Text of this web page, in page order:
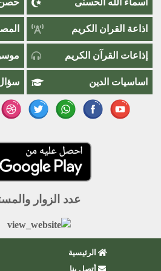
اسماء اللَّٰه الحسنى حصن
اذاعة القران الكريم
إذاعات القرآن الكريم
اساسيات الدين
عدد الزوار
الرئيسية
أتصل بنا